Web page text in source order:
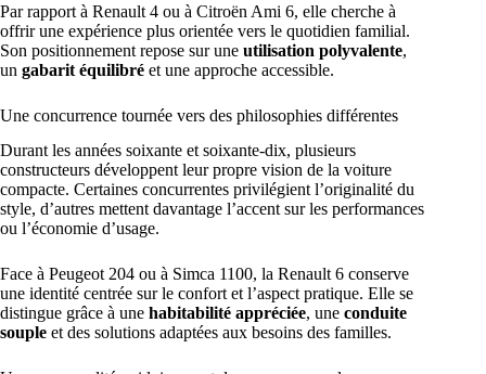
Par rapport à Renault 4 ou à Citroën Ami 6, elle cherche à
offrir une expérience plus orientée vers le quotidien familial.
Son positionnement repose sur une utilisation polyvalente,
un gabarit équilibré et une approche accessible.
Une concurrence tournée vers des philosophies différentes
Durant les années soixante et soixante-dix, plusieurs
constructeurs développent leur propre vision de la voiture
compacte. Certaines concurrentes privilégient l’originalité du
style, d’autres mettent davantage l’accent sur les performances
ou l’économie d’usage.
Face à Peugeot 204 ou à Simca 1100, la Renault 6 conserve
une identité centrée sur le confort et l’aspect pratique. Elle se
distingue grâce à une habitabilité appréciée, une conduite
souple et des solutions adaptées aux besoins des familles.